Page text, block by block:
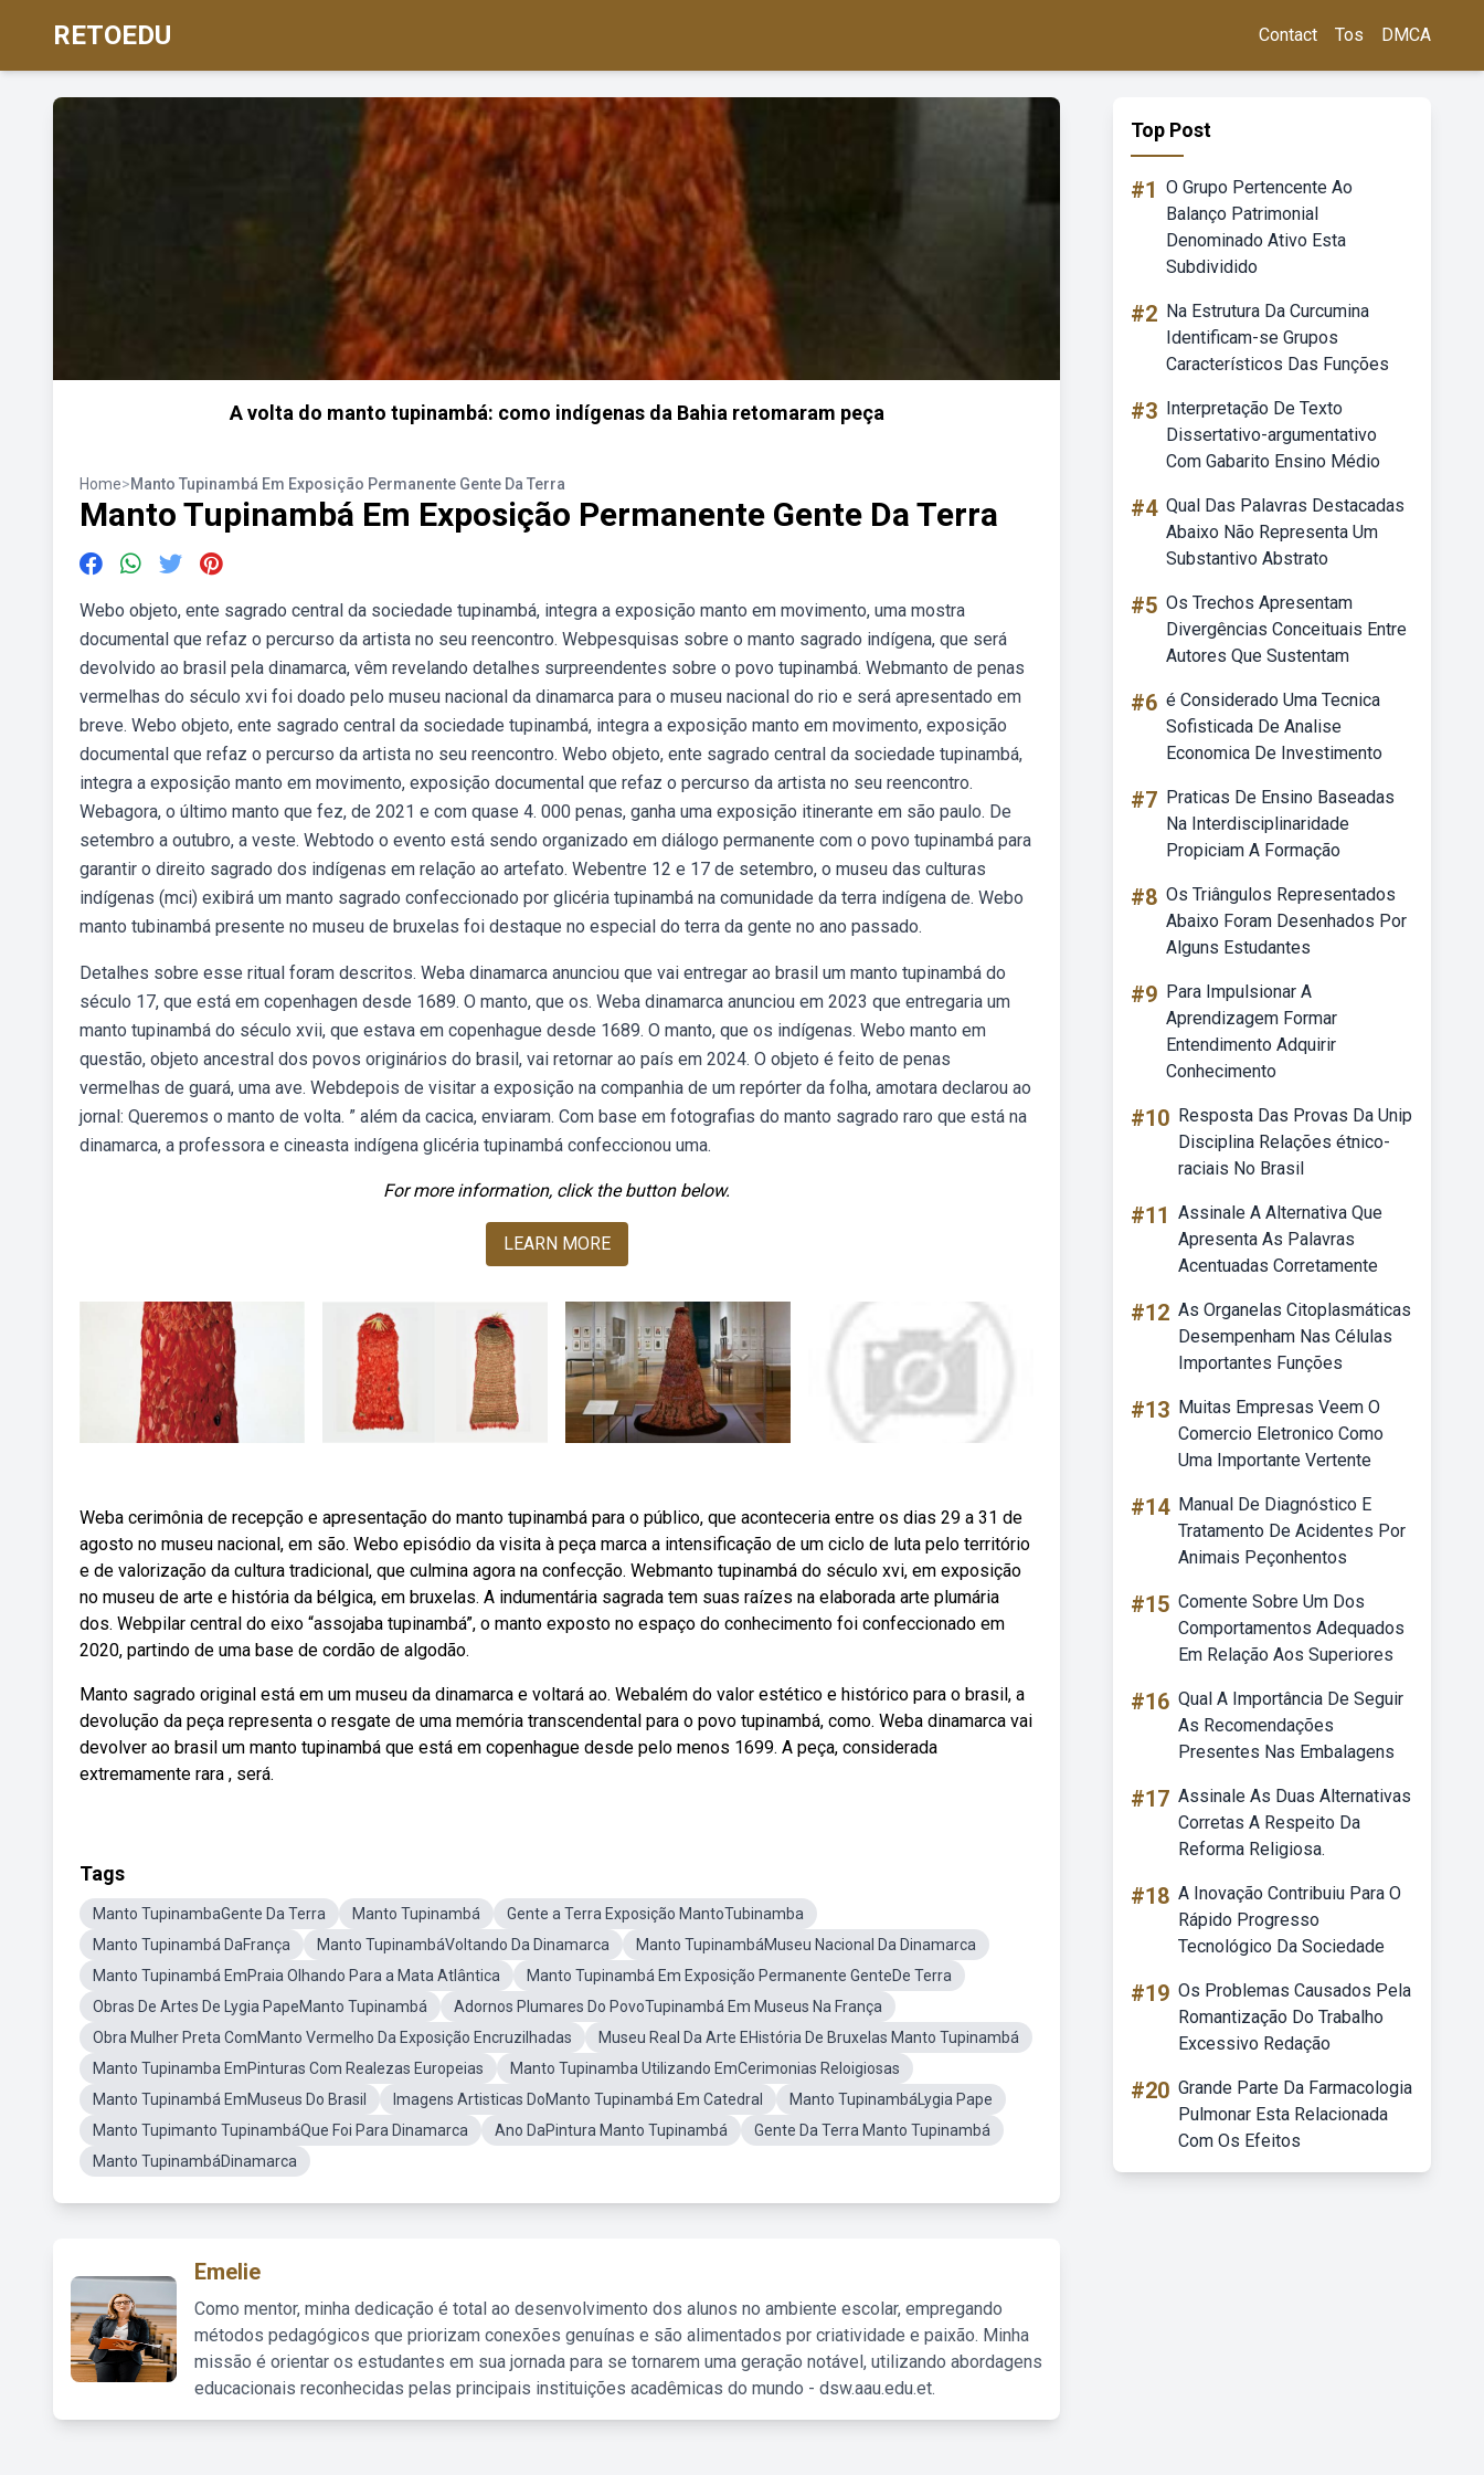
RETOEDU Contact Tos DMCA
A volta do manto tupinambá: como indígenas da Bahia retomaram peça
Home>Manto Tupinambá Em Exposição Permanente Gente Da Terra
Manto Tupinambá Em Exposição Permanente Gente Da Terra
Webo objeto, ente sagrado central da sociedade tupinambá, integra a exposição manto em movimento, uma mostra
documental que refaz o percurso da artista no seu reencontro. Webpesquisas sobre o manto sagrado indígena, que será
devolvido ao brasil pela dinamarca, vêm revelando detalhes surpreendentes sobre o povo tupinambá. Webmanto de penas
vermelhas do século xvi foi doado pelo museu nacional da dinamarca para o museu nacional do rio e será apresentado em
breve. Webo objeto, ente sagrado central da sociedade tupinambá, integra a exposição manto em movimento, exposição
documental que refaz o percurso da artista no seu reencontro. Webo objeto, ente sagrado central da sociedade tupinambá,
integra a exposição manto em movimento, exposição documental que refaz o percurso da artista no seu reencontro.
Webagora, o último manto que fez, de 2021 e com quase 4. 000 penas, ganha uma exposição itinerante em são paulo. De
setembro a outubro, a veste. Webtodo o evento está sendo organizado em diálogo permanente com o povo tupinambá para
garantir o direito sagrado dos indígenas em relação ao artefato. Webentre 12 e 17 de setembro, o museu das culturas
indígenas (mci) exibirá um manto sagrado confeccionado por glicéria tupinambá na comunidade da terra indígena de. Webo
manto tubinambá presente no museu de bruxelas foi destaque no especial do terra da gente no ano passado.
Detalhes sobre esse ritual foram descritos. Weba dinamarca anunciou que vai entregar ao brasil um manto tupinambá do
século 17, que está em copenhagen desde 1689. O manto, que os. Weba dinamarca anunciou em 2023 que entregaria um
manto tupinambá do século xvii, que estava em copenhague desde 1689. O manto, que os indígenas. Webo manto em
questão, objeto ancestral dos povos originários do brasil, vai retornar ao país em 2024. O objeto é feito de penas
vermelhas de guará, uma ave. Webdepois de visitar a exposição na companhia de um repórter da folha, amotara declarou ao
jornal: Queremos o manto de volta. ” além da cacica, enviaram. Com base em fotografias do manto sagrado raro que está na
dinamarca, a professora e cineasta indígena glicéria tupinambá confeccionou uma.
For more information, click the button below.
LEARN MORE
Weba cerimônia de recepção e apresentação do manto tupinambá para o público, que aconteceria entre os dias 29 a 31 de
agosto no museu nacional, em são. Webo episódio da visita à peça marca a intensificação de um ciclo de luta pelo território
e de valorização da cultura tradicional, que culmina agora na confecção. Webmanto tupinambá do século xvi, em exposição
no museu de arte e história da bélgica, em bruxelas. A indumentária sagrada tem suas raízes na elaborada arte plumária
dos. Webpilar central do eixo “assojaba tupinambá”, o manto exposto no espaço do conhecimento foi confeccionado em
2020, partindo de uma base de cordão de algodão.
Manto sagrado original está em um museu da dinamarca e voltará ao. Webalém do valor estético e histórico para o brasil, a
devolução da peça representa o resgate de uma memória transcendental para o povo tupinambá, como. Weba dinamarca vai
devolver ao brasil um manto tupinambá que está em copenhague desde pelo menos 1699. A peça, considerada
extremamente rara , será.
Tags
Manto TupinambaGente Da Terra Manto Tupinambá
Gente a Terra Exposição MantoTubinamba
Manto Tupinambá DaFrança
Manto TupinambáVoltando Da Dinamarca
Manto TupinambáMuseu Nacional Da Dinamarca
Manto Tupinambá EmPraia Olhando Para a Mata Atlântica
Manto Tupinambá Em Exposição Permanente GenteDe Terra
Obras De Artes De Lygia PapeManto Tupinambá
Adornos Plumares Do PovoTupinambá Em Museus Na França
Obra Mulher Preta ComManto Vermelho Da Exposição Encruzilhadas
Museu Real Da Arte EHistória De Bruxelas Manto Tupinambá
Manto Tupinamba EmPinturas Com Realezas Europeias
Manto Tupinamba Utilizando EmCerimonias Reloigiosas
Manto Tupinambá EmMuseus Do Brasil
Imagens Artisticas DoManto Tupinambá Em Catedral
Manto TupinambáLygia Pape
Manto Tupimanto TupinambáQue Foi Para Dinamarca
Ano DaPintura Manto Tupinambá
Gente Da Terra Manto Tupinambá
Manto TupinambáDinamarca
Emelie
Como mentor, minha dedicação é total ao desenvolvimento dos alunos no ambiente escolar, empregando
métodos pedagógicos que priorizam conexões genuínas e são alimentados por criatividade e paixão. Minha
missão é orientar os estudantes em sua jornada para se tornarem uma geração notável, utilizando abordagens
educacionais reconhecidas pelas principais instituições acadêmicas do mundo - dsw.aau.edu.et.
Top Post
#1 O Grupo Pertencente Ao
Balanço Patrimonial
Denominado Ativo Esta
Subdividido
#2 Na Estrutura Da Curcumina
Identificam-se Grupos
Característicos Das Funções
#3 Interpretação De Texto
Dissertativo-argumentativo
Com Gabarito Ensino Médio
#4 Qual Das Palavras Destacadas
Abaixo Não Representa Um
Substantivo Abstrato
#5 Os Trechos Apresentam
Divergências Conceituais Entre
Autores Que Sustentam
#6 é Considerado Uma Tecnica
Sofisticada De Analise
Economica De Investimento
#7 Praticas De Ensino Baseadas
Na Interdisciplinaridade
Propiciam A Formação
#8 Os Triângulos Representados
Abaixo Foram Desenhados Por
Alguns Estudantes
#9 Para Impulsionar A
Aprendizagem Formar
Entendimento Adquirir
Conhecimento
#10 Resposta Das Provas Da Unip
Disciplina Relações étnico-
raciais No Brasil
#11 Assinale A Alternativa Que
Apresenta As Palavras
Acentuadas Corretamente
#12 As Organelas Citoplasmáticas
Desempenham Nas Células
Importantes Funções
#13 Muitas Empresas Veem O
Comercio Eletronico Como
Uma Importante Vertente
#14 Manual De Diagnóstico E
Tratamento De Acidentes Por
Animais Peçonhentos
#15 Comente Sobre Um Dos
Comportamentos Adequados
Em Relação Aos Superiores
#16 Qual A Importância De Seguir
As Recomendações
Presentes Nas Embalagens
#17 Assinale As Duas Alternativas
Corretas A Respeito Da
Reforma Religiosa.
#18 A Inovação Contribuiu Para O
Rápido Progresso
Tecnológico Da Sociedade
#19 Os Problemas Causados Pela
Romantização Do Trabalho
Excessivo Redação
#20 Grande Parte Da Farmacologia
Pulmonar Esta Relacionada
Com Os Efeitos